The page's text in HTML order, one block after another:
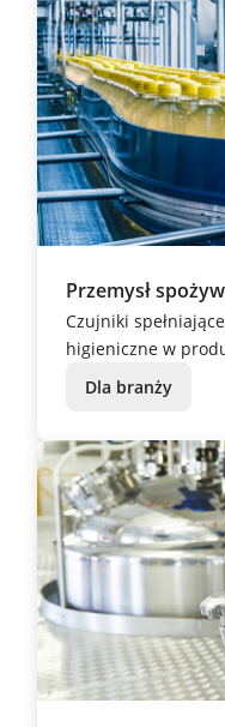
Przemysł
Czujniki
higieniczne w
Dla branży